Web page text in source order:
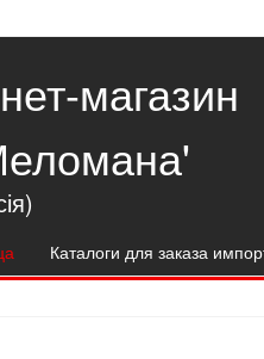
магазин
Каталоги для заказа